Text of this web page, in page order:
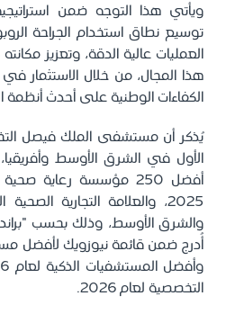
ويأتي هذا التوجه ضمن
توسيع نطاق استخدام الجراحة
العمليات عالية الدقة، وتعزيز
هذا المجال، من خلال الاستثمار في
الكفاءات الوطنية على أحدث أنظمة
يُذكر أن مستشفى الملك فيصل
أفضل 250 مؤسسة رعاية
2025، والعلامة التجارية
التخصصية لعام 2026.